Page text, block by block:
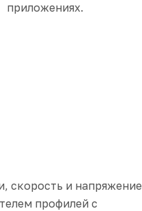
приложениях.
скорость и напряжение
профилей с